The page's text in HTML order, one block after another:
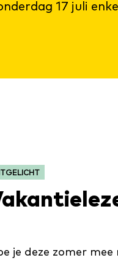
17 juli
je deze zomer